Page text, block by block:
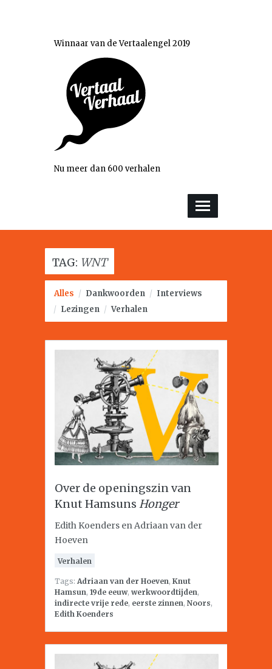
Winnaar van de Vertaalengel 2019
Nu meer dan 600 verhalen
TAG: WNT
Alles / Dankwoorden / Interviews
/ Lezingen / Verhalen
Over de openingszin van
Knut Hamsuns Honger
Edith Koenders en Adriaan van der
Hoeven
Verhalen
Tags: Adriaan van der Hoeven, Knut
Hamsun, 19de eeuw, werkwoordtijden,
indirecte vrije rede, eerste zinnen, Noors,
Edith Koenders